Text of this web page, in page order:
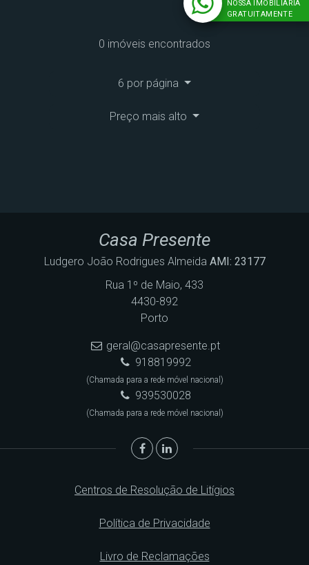
0 imóveis encontrados
6 por página
Preço mais alto
Casa Presente
Ludgero João Rodrigues Almeida AMI: 23177
Rua 1º de Maio, 433
4430-892
Porto
geral@casapresente.pt
918819992
(Chamada para a rede móvel nacional)
939530028
(Chamada para a rede móvel nacional)
Centros de Resolução de Litígios
Política de Privacidade
Livro de Reclamações
NOSSA IMOBILIÁRIA
GRATUITAMENTE